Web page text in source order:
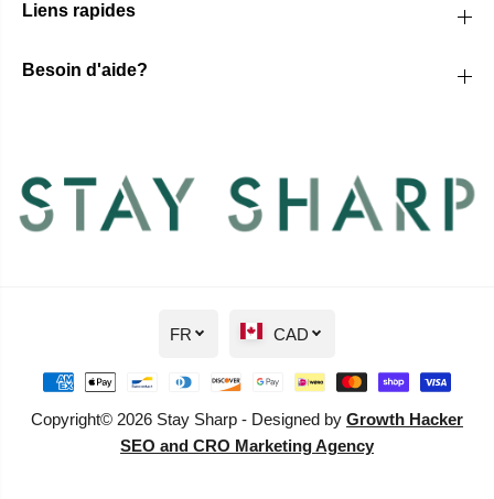
Liens rapides
Besoin d'aide?
Copyright© 2026 Stay Sharp - Designed by Growth Hacker
SEO and CRO Marketing Agency
FR CAD